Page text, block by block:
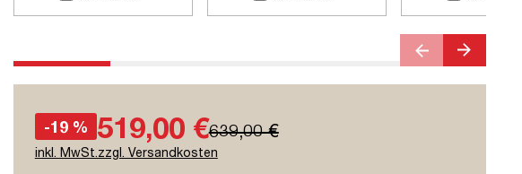
-19 % 519,00 €639,00 €
inkl. MwSt.zzgl. Versandkosten